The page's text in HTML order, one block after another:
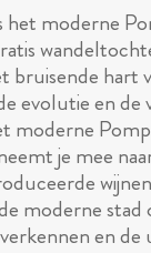
het moderne
hart
en de
moderne
je mee
moderne stad
en de